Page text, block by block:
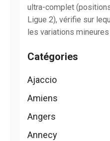
ultra-complet
Ligue 2), vérifie sur
les variations
Catégories
Ajaccio
Amiens
Angers
Annecy